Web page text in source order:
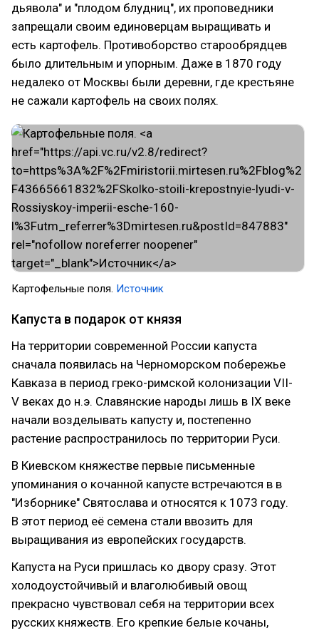
дьявола" и "плодом блудниц", их проповедники
запрещали своим единоверцам выращивать и
есть картофель. Противоборство старообрядцев
было длительным и упорным. Даже в 1870 году
недалеко от Москвы были деревни, где крестьяне
не сажали картофель на своих полях.
Картофельные поля. Источник
Капуста в подарок от князя
На территории современной России капуста
сначала появилась на Черноморском побережье
Кавказа в период греко-римской колонизации VII-
V веках до н.э. Славянские народы лишь в IX веке
начали возделывать капусту и, постепенно
растение распространилось по территории Руси.
В Киевском княжестве первые письменные
упоминания о кочанной капусте встречаются в в
"Изборнике" Святослава и относятся к 1073 году.
В этот период её семена стали ввозить для
выращивания из европейских государств.
Капуста на Руси пришлась ко двору сразу. Этот
холодоустойчивый и влаголюбивый овощ
прекрасно чувствовал себя на территории всех
русских княжеств. Его крепкие белые кочаны,